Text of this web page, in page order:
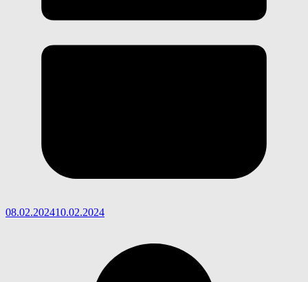
08.02.202410.02.2024